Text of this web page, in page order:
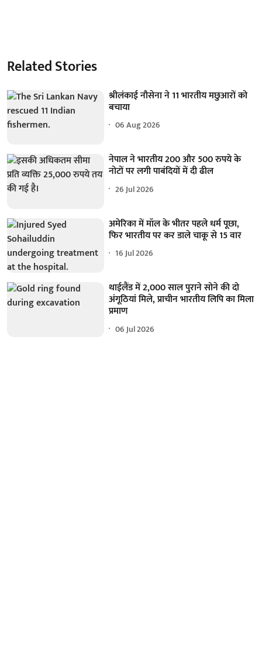
Related Stories
श्रीलंकाई नौसेना ने 11 भारतीय मछुआरों को
बचाया
06 Aug 2026
नेपाल ने भारतीय 200 और 500 रुपये के
नोटों पर लगी पाबंदियों में दी ढील
26 Jul 2026
अमेरिका में मॉल के भीतर पहले धर्म पूछा,
फिर भारतीय पर कर डाले चाकू से 15 वार
16 Jul 2026
थाईलैंड में 2,000 साल पुराने सोने की दो
अंगूठियां मिले, प्राचीन भारतीय लिपि का मिला
प्रमाण
06 Jul 2026